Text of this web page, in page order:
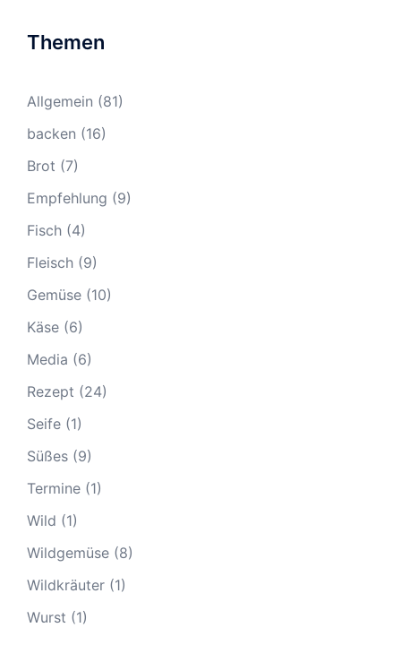
Themen
Allgemein (81)
backen (16)
Brot (7)
Empfehlung (9)
Fisch (4)
Fleisch (9)
Gemüse (10)
Käse (6)
Media (6)
Rezept (24)
Seife (1)
Süßes (9)
Termine (1)
Wild (1)
Wildgemüse (8)
Wildkräuter (1)
Wurst (1)